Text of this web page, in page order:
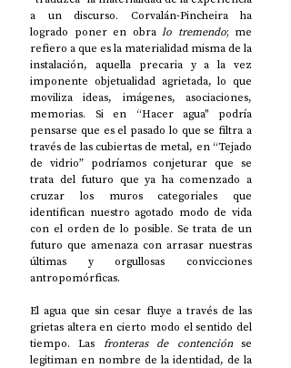
a un discurso. Corvalán-Pincheira ha
logrado poner en obra lo tremendo; me
refiero a que es la materialidad misma de la
instalación, aquella precaria y a la vez
imponente objetualidad agrietada, lo que
moviliza ideas, imágenes, asociaciones,
memorias. Si en “Hacer agua" podría
pensarse que es el pasado lo que se filtra a
través de las cubiertas de metal, en “Tejado
de vidrio” podríamos conjeturar que se
trata del futuro que ya ha comenzado a
cruzar los muros categoriales que
identifican nuestro agotado modo de vida
con el orden de lo posible. Se trata de un
futuro que amenaza con arrasar nuestras
últimas y orgullosas convicciones
antropomórficas.
El agua que sin cesar fluye a través de las
grietas altera en cierto modo el sentido del
tiempo. Las fronteras de contención se
legitiman en nombre de la identidad, de la